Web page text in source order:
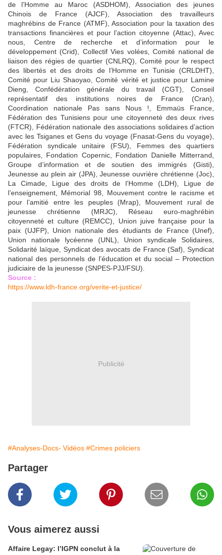
de l’Homme au Maroc (ASDHOM), Association des jeunes
Chinois de France (AJCF), Association des travailleurs
maghrébins de France (ATMF), Association pour la taxation des
transactions financières et pour l’action citoyenne (Attac), Avec
nous, Centre de recherche et d’information pour le
développement (Crid), Collectif Vies volées, Comité national de
liaison des régies de quartier (CNLRQ), Comité pour le respect
des libertés et des droits de l’Homme en Tunisie (CRLDHT),
Comité pour Liu Shaoyao, Comité vérité et justice pour Lamine
Dieng, Confédération générale du travail (CGT), Conseil
représentatif des institutions noires de France (Cran),
Coordination nationale Pas sans Nous !, Emmaüs France,
Fédération des Tunisiens pour une citoyenneté des deux rives
(FTCR), Fédération nationale des associations solidaires d’action
avec les Tsiganes et Gens du voyage (Fnasat-Gens du voyage),
Fédération syndicale unitaire (FSU), Femmes des quartiers
populaires, Fondation Copernic, Fondation Danielle Mitterrand,
Groupe d’information et de soutien des immigrés (Gisti),
Jeunesse au plein air (JPA), Jeunesse ouvrière chrétienne (Joc),
La Cimade, Ligue des droits de l’Homme (LDH), Ligue de
l’enseignement, Mémorial 98, Mouvement contre le racisme et
pour l’amitié entre les peuples (Mrap), Mouvement rural de
jeunesse chrétienne (MRJC), Réseau euro-maghrébin
citoyenneté et culture (REMCC), Union juive française pour la
paix (UJFP), Union nationale des étudiants de France (Unef),
Union nationale lycéenne (UNL), Union syndicale Solidaires,
Solidarité laïque, Syndicat des avocats de France (Saf), Syndicat
national des personnels de l’éducation et du social – Protection
judiciaire de la jeunesse (SNPES-PJJ/FSU).
Source :
https://www.ldh-france.org/verite-et-justice/
Publicité
#Analyses-Docs- Vidéos #Crimes policiers
Partager
Vous aimerez aussi
Affaire Legay: l’IGPN conclut à la